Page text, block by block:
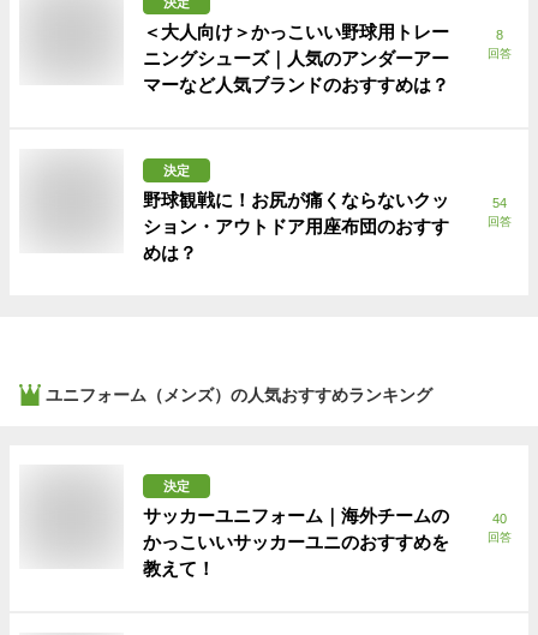
＜大人向け＞かっこいい野球用トレー
ニングシューズ｜人気のアンダーアー
マーなど人気ブランドのおすすめは？
8
回答
決定
野球観戦に！お尻が痛くならないクッ
ション・アウトドア用座布団のおすす
めは？
54
回答
ユニフォーム（メンズ） の人気おすすめランキング
決定
サッカーユニフォーム｜海外チームの
かっこいいサッカーユニのおすすめを
教えて！
40
回答